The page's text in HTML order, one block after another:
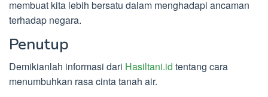
membuat kita lebih bersatu dalam menghadapi ancaman
terhadap negara.
Penutup
Demikianlah informasi dari Hasiltani.id tentang cara
menumbuhkan rasa cinta tanah air.